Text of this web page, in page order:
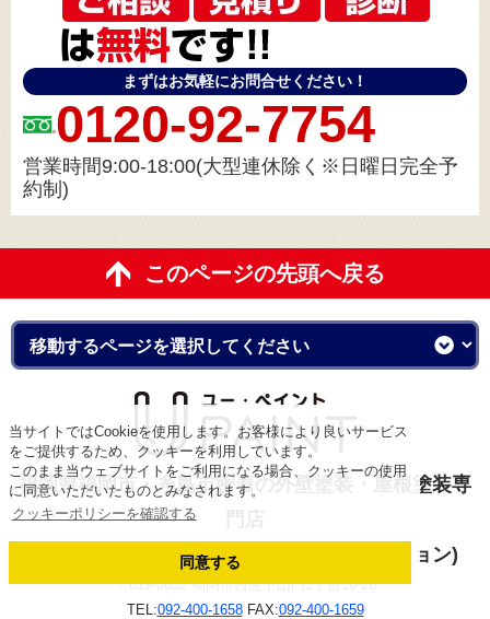
当サイトではCookieを使用します。お客様により良いサービス
をご提供するため、クッキーを利用しています。
このまま当ウェブサイトをご利用になる場合、クッキーの使用
に同意いただいたものとみなされます。
クッキーポリシーを確認する
同意する
まずはお気軽にお問合せください！
0120-92-7754
営業時間9:00-18:00(大型連休除く※日曜日完全予
約制)
このページの先頭へ戻る
福岡県福岡市・糸島市密着の外壁塗装・屋根塗装専
ユーペイント(株式会社アスムコーポレーション)
〒819-0052 福岡市西区下山門1丁目16-26
TEL:092-400-1658FAX:092-400-1659